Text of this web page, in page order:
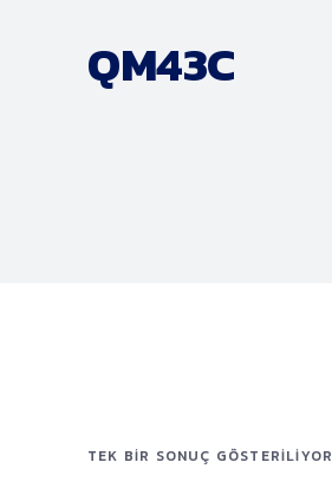
QM43C
TEK BIR SONUÇ GÖSTERILIYOR